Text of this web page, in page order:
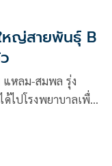
หญ่สายพันธุ์ B
แหลม-สมพล รุ่ง
ด้ไปโรงพยาบาลเพื่อ